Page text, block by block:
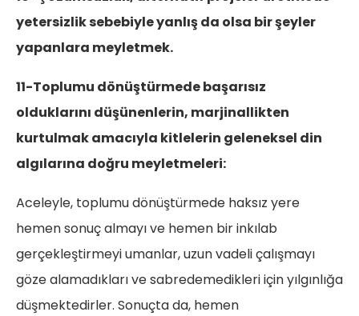
yetersizlik sebebiyle yanlış da olsa bir şeyler
yapanlara meyletmek.
11-Toplumu dönüştürmede başarısız
olduklarını düşünenlerin, marjinallikten
kurtulmak amacıyla kitlelerin geleneksel din
algılarına doğru meyletmeleri:
Aceleyle, toplumu dönüştürmede haksız yere
hemen sonuç almayı ve hemen bir inkılab
gerçekleştirmeyi umanlar, uzun vadeli çalışmayı
göze alamadıkları ve sabredemedikleri için yılgınlığa
düşmektedirler. Sonuçta da, hemen